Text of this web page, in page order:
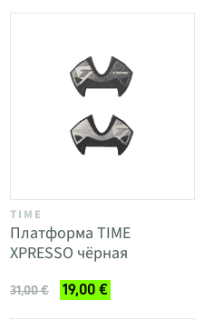
TIME
Платформа TIME
XPRESSO чёрная
31,00 € 19,00 €